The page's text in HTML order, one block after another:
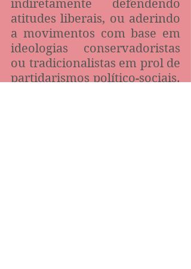
indiretamente defendendo
atitudes liberais, ou aderindo
a movimentos com base em
ideologias conservadoristas
ou tradicionalistas em prol de
partidarismos político-sociais.